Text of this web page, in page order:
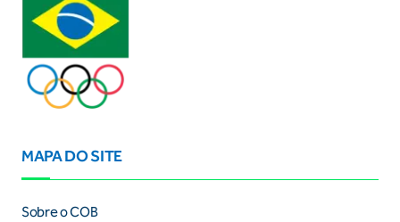
MAPA DO SITE
Sobre o COB